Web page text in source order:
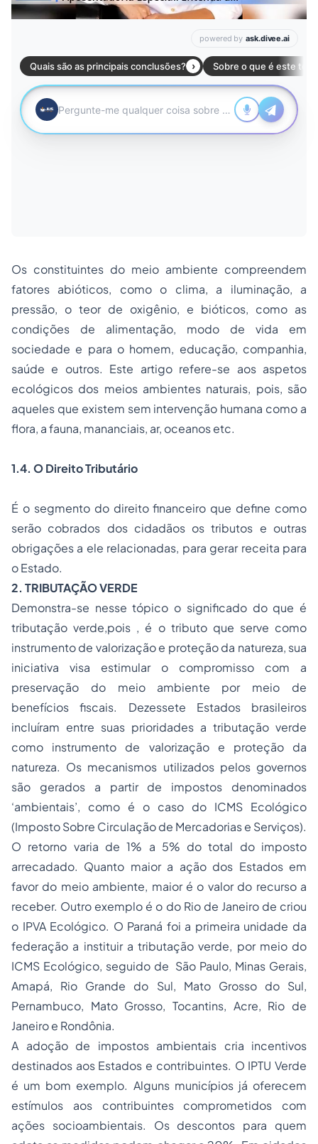
Os constituintes do meio ambiente compreendem
fatores abióticos, como o clima, a iluminação, a
pressão, o teor de oxigênio, e bióticos, como as
condições de alimentação, modo de vida em
sociedade e para o homem, educação, companhia,
saúde e outros. Este artigo refere-se aos aspetos
ecológicos dos meios ambientes naturais, pois, são
aqueles que existem sem intervenção humana como a
flora, a fauna, mananciais, ar, oceanos etc.
1.4. ODireito Tributário
É o segmento do direito financeiro que define como
serão cobrados dos cidadãos os tributos e outras
obrigações a ele relacionadas, para gerar receita para
o Estado.
2. TRIBUTAÇÃO VERDE
Demonstra-se nesse tópico o significado do que é
tributação verde,pois , é o tributo que serve como
instrumento de valorização e proteção da natureza, sua
iniciativa visa estimular o compromisso com a
preservação do meio ambiente por meio de
benefícios fiscais. Dezessete Estados brasileiros
incluíram entre suas prioridades a tributação verde
como instrumento de valorização e proteção da
natureza. Os mecanismos utilizados pelos governos
são gerados a partir de impostos denominados
‘ambientais’, como é o caso do ICMS Ecológico
(Imposto Sobre Circulação de Mercadorias e Serviços).
O retorno varia de 1% a 5% do total do imposto
arrecadado. Quanto maior a ação dos Estados em
favor do meio ambiente, maior é o valor do recurso a
receber. Outro exemplo é o do Rio de Janeiro de criou
o IPVA Ecológico. O Paraná foi a primeira unidade da
federação a instituir a tributação verde, por meio do
ICMS Ecológico, seguido de São Paulo, Minas Gerais,
Amapá, Rio Grande do Sul, Mato Grosso do Sul,
Pernambuco, Mato Grosso, Tocantins, Acre, Rio de
Janeiro e Rondônia.
A adoção de impostos ambientais cria incentivos
destinados aos Estados e contribuintes. O IPTU Verde
é um bom exemplo. Alguns municípios já oferecem
estímulos aos contribuintes comprometidos com
ações socioambientais. Os descontos para quem